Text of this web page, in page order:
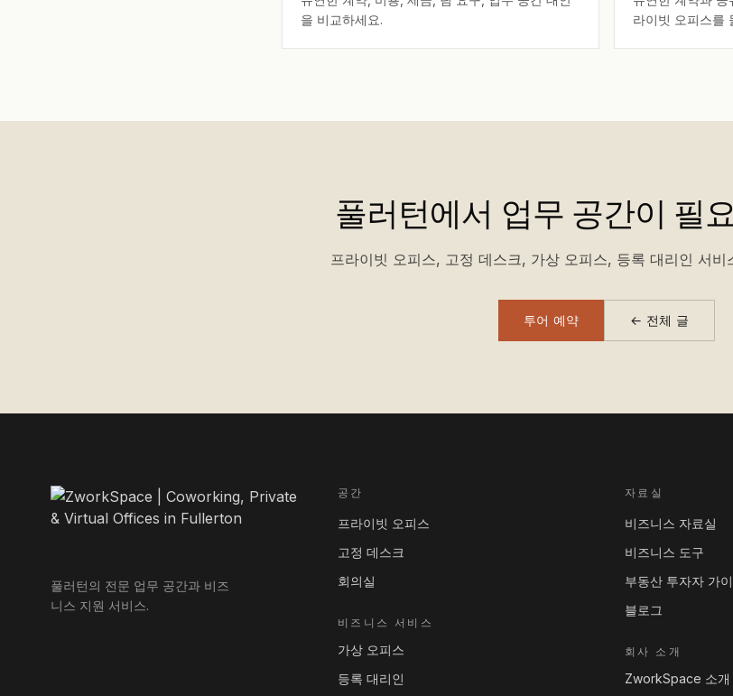
을 비교하세요.
라이빗 오피스를
풀러턴에서 업무 공간이 필
프라이빗 오피스, 고정 데스크, 가상 오피스, 등록 대리인 서
투어 예약 ← 전체 글
풀러턴의 전문 업무 공간과 비즈
니스 지원 서비스.
공간
프라이빗 오피스
고정 데스크
회의실
비즈니스 서비스
가상 오피스
등록 대리인
자료실
비즈니스 자료실
비즈니스 도구
부동산 투자자 가
블로그
회사 소개
ZworkSpace 소개